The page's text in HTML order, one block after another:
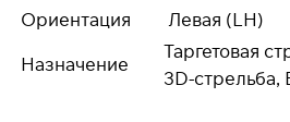
Ориентация
Левая (LH)
Назначение
Таргетовая
3D-стрельба,